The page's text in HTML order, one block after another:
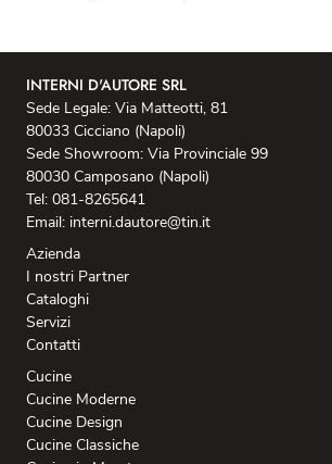
INTERNI D'AUTORE SRL
Sede Legale: Via Matteotti, 81
80033 Cicciano (Napoli)
Sede Showroom: Via Provinciale 99
80030 Camposano (Napoli)
Tel: 081-8265641
Email: interni.dautore@tin.it
Azienda
I nostri Partner
Cataloghi
Servizi
Contatti
Cucine
Cucine Moderne
Cucine Design
Cucine Classiche